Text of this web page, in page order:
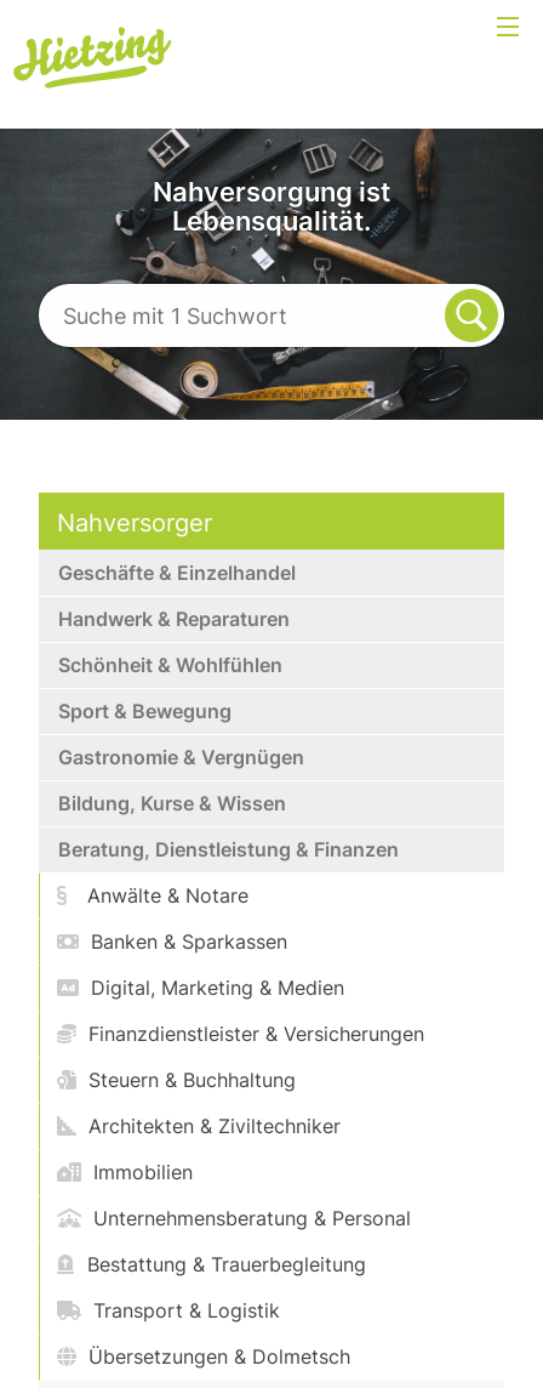
Nahversorgung ist
Lebensqualität.
Nahversorger
Geschäfte & Einzelhandel
Handwerk & Reparaturen
Schönheit & Wohlfühlen
Sport & Bewegung
Gastronomie & Vergnügen
Bildung, Kurse & Wissen
Beratung, Dienstleistung & Finanzen
Anwälte & Notare
Banken & Sparkassen
Digital, Marketing & Medien
Finanzdienstleister & Versicherungen
Steuern & Buchhaltung
Architekten & Ziviltechniker
Immobilien
Unternehmensberatung & Personal
Bestattung & Trauerbegleitung
Transport & Logistik
Übersetzungen & Dolmetsch